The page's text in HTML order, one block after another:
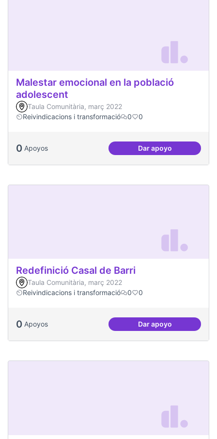
Malestar emocional en la població
adolescent
Taula Comunitària, març 2022
Reivindicacions i transformació
0 0
0 Apoyos Dar apoyo
Malestar
Redefinició Casal de Barri
Taula Comunitària, març 2022
Reivindicacions i transformació
0 0
0 Apoyos Dar apoyoRedefinició Casal